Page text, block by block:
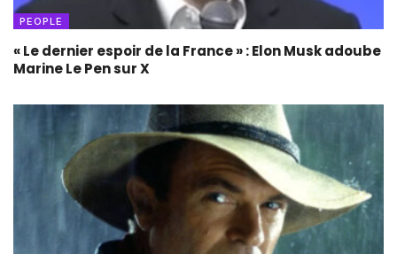
PEOPLE
« Le dernier espoir de la France » : Elon Musk adoube
Marine Le Pen sur X